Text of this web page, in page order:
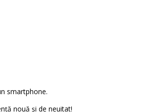
smartphone.
nouă și de neuitat!